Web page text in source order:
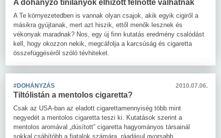
A dohányzó tinilányok elhízott felnőtté válhatnak
A Te környezetedben is vannak olyan csajok, akik egyik cigiről a
másikra gyújtanak, mert azt hiszik, ettől menők lesznek és
vékonyak maradnak? Nos, egy új finn kutatás eredmény csalódást
kell, hogy okozzon nekik, megcáfolja a karcsúság és cigaretta
összefüggéséről szóló tévhiteket.
#DOHÁNYZÁS 2010.07.06.
Tiltólistán a mentolos cigaretta?
Csak az USA-ban az eladott cigarettamennyiség több mint
negyedét a mentolos cigaretta teszi ki. Kutatások szerint a
mentolos aromával „dúsított” cigaretta hagyományos társainál
sokkal csábítóbb a fiatalok számára, ráadásul gyorsabb